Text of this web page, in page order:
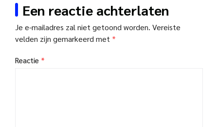
Een reactie achterlaten
Je e-mailadres zal niet getoond worden. Vereiste
velden zijn gemarkeerd met *
Reactie *